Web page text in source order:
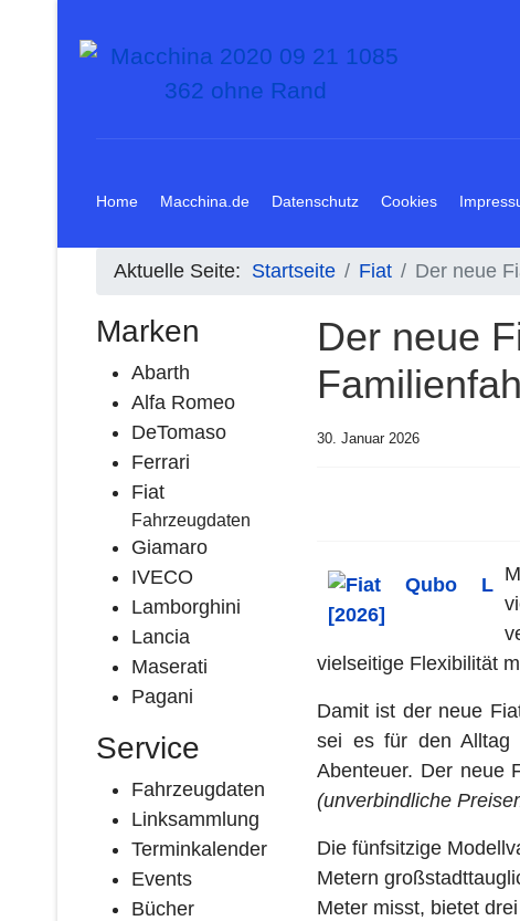
Home Macchina.de Datenschutz Cookies
Aktuelle Seite: Startseite Fiat Der neue
Marken
Abarth
Alfa Romeo
DeTomaso
Ferrari
Fiat
Fahrzeugdaten
Giamaro
IVECO
Lamborghini
Lancia
Maserati
Pagani
Service
Fahrzeugdaten
Linksammlung
Terminkalender
Events
Bücher
Der neue
30. Januar 2026
vielseitige Flexibilität
Damit ist der neue
sei es für den Alltag
Abenteuer. Der neue
(unverbindliche
Die fünfsitzige
Metern
Meter misst, bietet